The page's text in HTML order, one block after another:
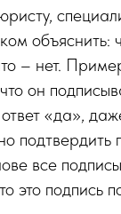
объяснить:
– нет.
он
«да»,
все
это подпись